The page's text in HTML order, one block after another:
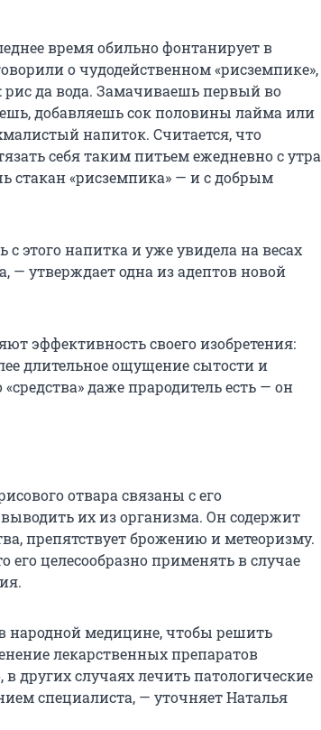
время обильно фонтанирует в
о чудодейственном «рисземпике»,
рис да вода. Замачиваешь первый во
добавляешь сок половины лайма или
напиток. Считается, что
себя таким питьем ежедневно с утра
стакан «рисземпика» — и с добрым
этого напитка и уже увидела на весах
— утверждает одна из адептов новой
эффективность своего изобретения:
длительное ощущение сытости и
даже прародитель есть — он
отвара связаны с его
их из организма. Он содержит
препятствует брожению и метеоризму.
его целесообразно применять в случае
народной медицине, чтобы решить
лекарственных препаратов
других случаях лечить патологические
специалиста, — уточняет Наталья